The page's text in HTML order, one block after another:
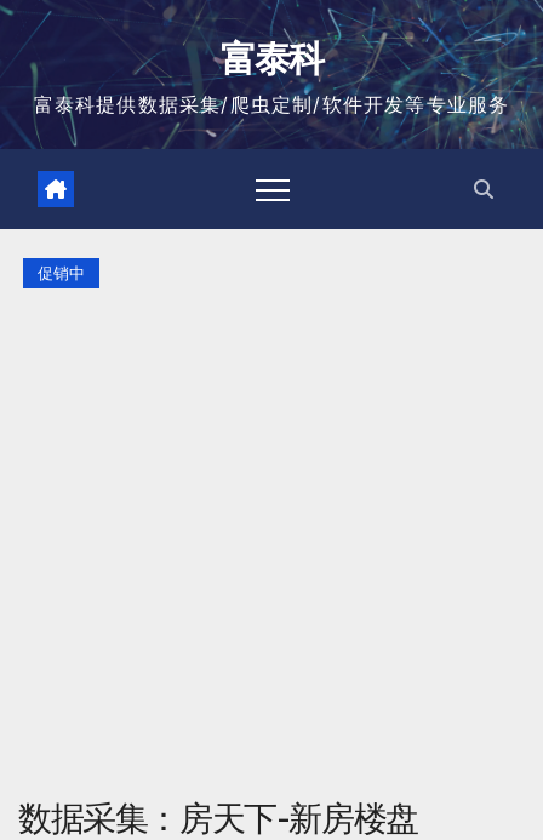
跳
富泰科
富泰科提供数据采集/爬虫定制/软件开发等专业服务
促销中
数据采集：房天下-新房楼盘